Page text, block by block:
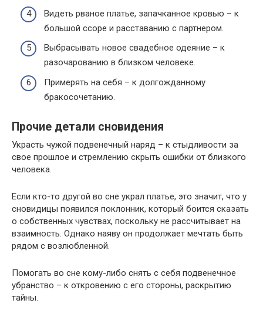
Видеть рваное платье, запачканное кровью – к
большой ссоре и расставанию с партнером.
Выбрасывать новое свадебное одеяние – к
разочарованию в близком человеке.
Примерять на себя – к долгожданному
бракосочетанию.
Прочие детали сновидения
Украсть чужой подвенечный наряд – к стыдливости за
свое прошлое и стремлению скрыть ошибки от близкого
человека.
Если кто-то другой во сне украл платье, это значит, что у
сновидицы появился поклонник, который боится сказать
о собственных чувствах, поскольку не рассчитывает на
взаимность. Однако наяву он продолжает мечтать быть
рядом с возлюбленной.
Помогать во сне кому-либо снять с себя подвенечное
убранство – к откровению с его стороны, раскрытию
тайны.